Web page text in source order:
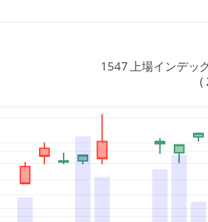
1547 上場インデッ
(